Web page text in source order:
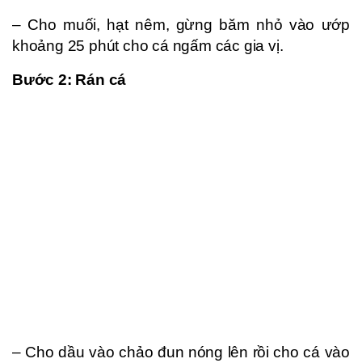
– Cho muối, hạt nêm, gừng băm nhỏ vào ướp
khoảng 25 phút cho cá ngấm các gia vị.
Bước 2: Rán cá
– Cho dầu vào chảo đun nóng lên rồi cho cá vào